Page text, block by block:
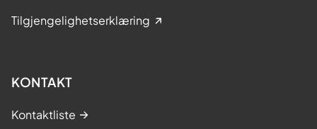
Tilgjengelighetserklæring
KONTAKT
Kontaktliste